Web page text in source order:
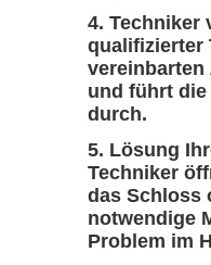
Techniker
qualifizierter
vereinbarten
und führt
durch.
Lösung
Techniker
das Schloss
notwendige
Problem im